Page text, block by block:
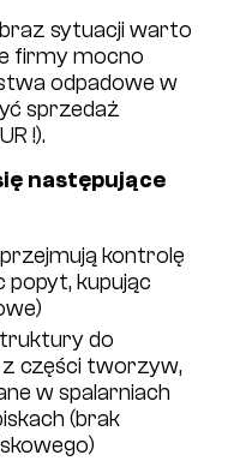
sytuacji warto
firmy mocno
odpadowe w
sprzedaż
!).
następujące
kontrolę
popyt, kupując
do
części tworzyw,
w spalarniach
(brak